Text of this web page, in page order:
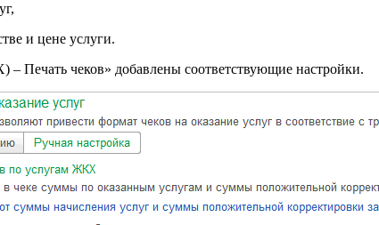
и цене услуги.
Печать чеков» добавлены соответствующие настройки.